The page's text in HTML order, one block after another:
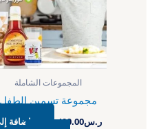
المجموعات الشاملة
مجموعة تسمين
ر.س400.00
إضافة